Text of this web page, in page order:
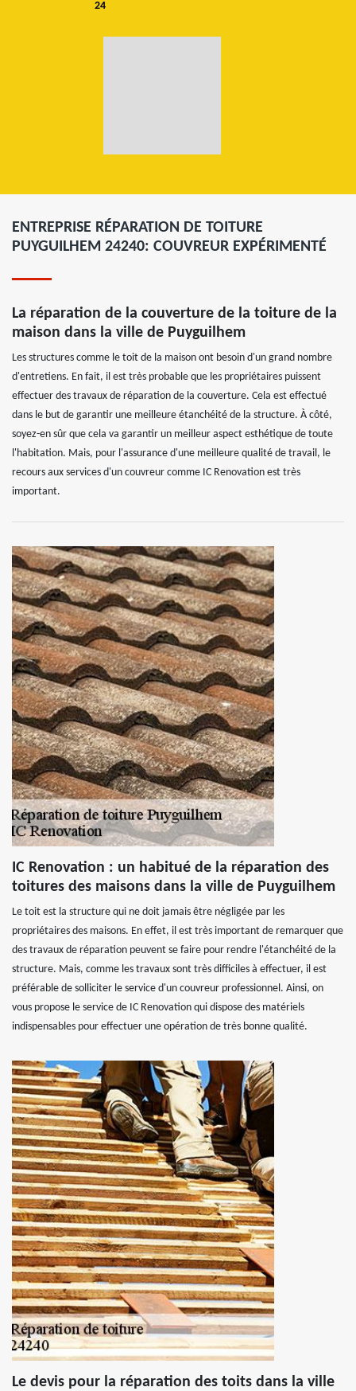
24
ENTREPRISE RÉPARATION DE TOITURE
PUYGUILHEM 24240: COUVREUR EXPÉRIMENTÉ
La réparation de la couverture de la toiture de la
maison dans la ville de Puyguilhem
Les structures comme le toit de la maison ont besoin d'un grand nombre
d'entretiens. En fait, il est très probable que les propriétaires puissent
effectuer des travaux de réparation de la couverture. Cela est effectué
dans le but de garantir une meilleure étanchéité de la structure. À côté,
soyez-en sûr que cela va garantir un meilleur aspect esthétique de toute
l'habitation. Mais, pour l'assurance d'une meilleure qualité de travail, le
recours aux services d'un couvreur comme IC Renovation est très
important.
IC Renovation : un habitué de la réparation des
toitures des maisons dans la ville de Puyguilhem
Le toit est la structure qui ne doit jamais être négligée par les
propriétaires des maisons. En effet, il est très important de remarquer que
des travaux de réparation peuvent se faire pour rendre l'étanchéité de la
structure. Mais, comme les travaux sont très difficiles à effectuer, il est
préférable de solliciter le service d'un couvreur professionnel. Ainsi, on
vous propose le service de IC Renovation qui dispose des matériels
indispensables pour effectuer une opération de très bonne qualité.
Le devis pour la réparation des toits dans la ville